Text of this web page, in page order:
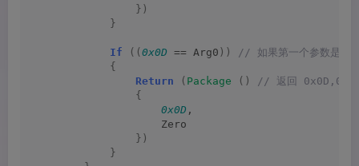
})
}
If (( 0x0D == Arg0 ))
// 如果第一个参数是
{
Return
( Package ()
// 返回 0x0D,0x00
{
0x0D ,
                    Zero
})
}